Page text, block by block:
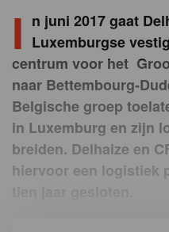
I n juni 2017 gaat
Luxemburgse
centrum voor het
naar Bettembourg-
Belgische groep
in Luxemburg en zijn
breiden. Delhaize en
hiervoor een logistiek